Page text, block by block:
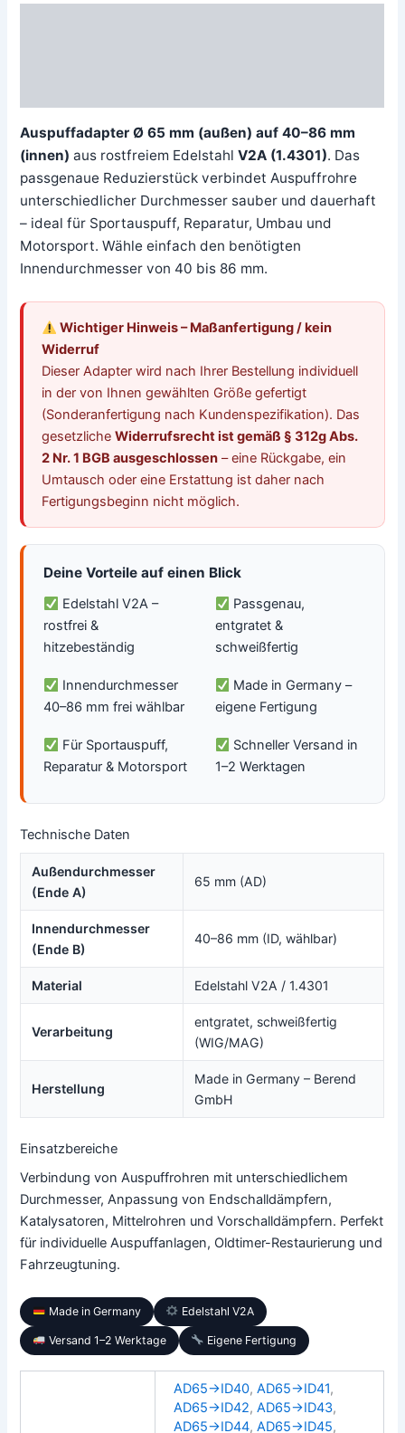
Auspuffadapter Ø 65 mm (außen) auf 40–86 mm
(innen) aus rostfreiem EdelstahlV2A (1.4301). Das
passgenaue Reduzierstück verbindet Auspuffrohre
unterschiedlicher Durchmesser sauber und dauerhaft
– ideal für Sportauspuff, Reparatur, Umbau und
Motorsport. Wähle einfach den benötigten
Innendurchmesser von 40 bis 86 mm.
Wichtiger Hinweis – Maßanfertigung / kein
Widerruf
Dieser Adapter wird nach Ihrer Bestellung individuell
in der von Ihnen gewählten Größe gefertigt
(Sonderanfertigung nach Kundenspezifikation). Das
gesetzlicheWiderrufsrecht ist gemäß § 312g Abs.
2 Nr. 1 BGB ausgeschlossen – eine Rückgabe, ein
Umtausch oder eine Erstattung ist daher nach
Fertigungsbeginn nicht möglich.
Deine Vorteile auf einen Blick
Edelstahl V2A –
rostfrei &
hitzebeständig
Passgenau,
entgratet &
schweißfertig
Innendurchmesser
40–86 mm frei wählbar
Made in Germany –
eigene Fertigung
Für Sportauspuff,
Reparatur & Motorsport
Schneller Versand in
1–2 Werktagen
Technische Daten
Außendurchmesser
(Ende A)
65 mm (AD)
Innendurchmesser
(Ende B)
40–86 mm (ID, wählbar)
Material Edelstahl V2A / 1.4301
Verarbeitung
entgratet, schweißfertig
(WIG/MAG)
Herstellung
Made in Germany – Berend
GmbH
Einsatzbereiche
Verbindung von Auspuffrohren mit unterschiedlichem
Durchmesser, Anpassung von Endschalldämpfern,
Katalysatoren, Mittelrohren und Vorschalldämpfern. Perfekt
für individuelle Auspuffanlagen, Oldtimer-Restaurierung und
Fahrzeugtuning.
Made in Germany Edelstahl V2A
Versand 1–2 Werktage Eigene Fertigung
AD65→ID40, AD65→ID41,
AD65→ID42, AD65→ID43,
AD65→ID44, AD65→ID45,